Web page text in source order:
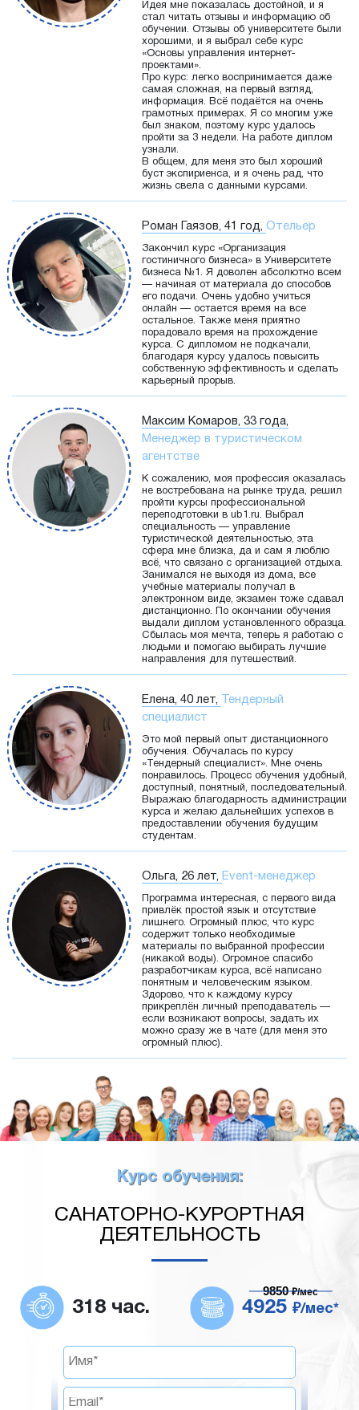
Идея мне показалась достойной, и я
стал читать отзывы и информацию об
обучении. Отзывы об университете были
хорошими, и я выбрал себе курс
«Основы управления интернет-
проектами».
Про курс: легко воспринимается даже
самая сложная, на первый взгляд,
информация. Всё подаётся на очень
грамотных примерах. Я со многим уже
был знаком, поэтому курс удалось
пройти за 3 недели. На работе диплом
узнали.
В общем, для меня это был хороший
буст экспириенса, и я очень рад, что
жизнь свела с данными курсами.
Роман Гаязов, 41 год, Отельер
Закончил курс «Организация
гостиничного бизнеса» в Университете
бизнеса №1. Я доволен абсолютно всем
— начиная от материала до способов
его подачи. Очень удобно учиться
онлайн — остается время на все
остальное. Также меня приятно
порадовало время на прохождение
курса. С дипломом не подкачали,
благодаря курсу удалось повысить
собственную эффективность и сделать
карьерный прорыв.
Максим Комаров, 33 года,
Менеджер в туристическом
агентстве
К сожалению, моя профессия оказалась
не востребована на рынке труда, решил
пройти курсы профессиональной
переподготовки в ub1.ru. Выбрал
специальность — управление
туристической деятельностью, эта
сфера мне близка, да и сам я люблю
всё, что связано с организацией отдыха.
Занимался не выходя из дома, все
учебные материалы получал в
электронном виде, экзамен тоже сдавал
дистанционно. По окончании обучения
выдали диплом установленного образца.
Сбылась моя мечта, теперь я работаю с
людьми и помогаю выбирать лучшие
направления для путешествий.
Елена, 40 лет,
Тендерный
специалист
Это мой первый опыт дистанционного
обучения. Обучалась по курсу
«Тендерный специалист». Мне очень
понравилось. Процесс обучения удобный,
доступный, понятный, последовательный.
Выражаю благодарность администрации
курса и желаю дальнейших успехов в
предоставлении обучения будущим
студентам.
Ольга, 26 лет, Event-менеджер
Программа интересная, с первого вида
привлёк простой язык и отсутствие
лишнего. Огромный плюс, что курс
содержит только необходимые
материалы по выбранной профессии
(никакой воды). Огромное спасибо
разработчикам курса, всё написано
понятным и человеческим языком.
Здорово, что к каждому курсу
прикреплён личный преподаватель —
если возникают вопросы, задать их
можно сразу же в чате (для меня это
огромный плюс).
Курс обучения:
САНАТОРНО-КУРОРТНАЯ
ДЕЯТЕЛЬНОСТЬ
318 час. 4925 ₽/мес*
9850₽/мес